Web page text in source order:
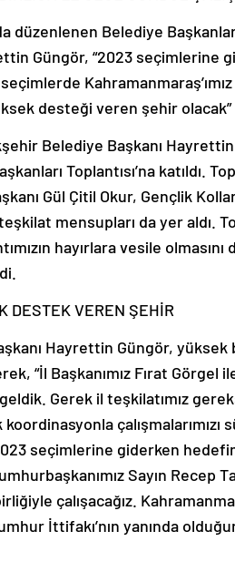
düzenlenen Belediye
Güngör, “2023 seçimlerine
desteği veren şehir olacak”
Belediye Başkanı Hayrettin
Toplantısı’na katıldı.
Gül Çitil Okur, Gençlik
mensupları da yer aldı.
hayırlara vesile
DESTEK VEREN ŞEHİR
Hayrettin Güngör, yüksek
“İl Başkanımız Fırat Görgel
Gerek il teşkilatımız
seçimlerine giderken
Sayın
çalışacağız.
İttifakı’nın yanında